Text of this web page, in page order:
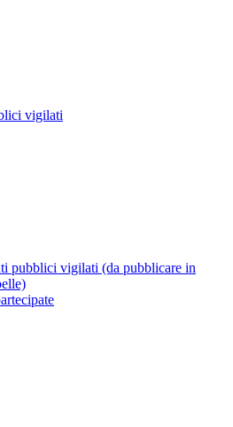
vigilati
pubblici vigilati (da pubblicare in